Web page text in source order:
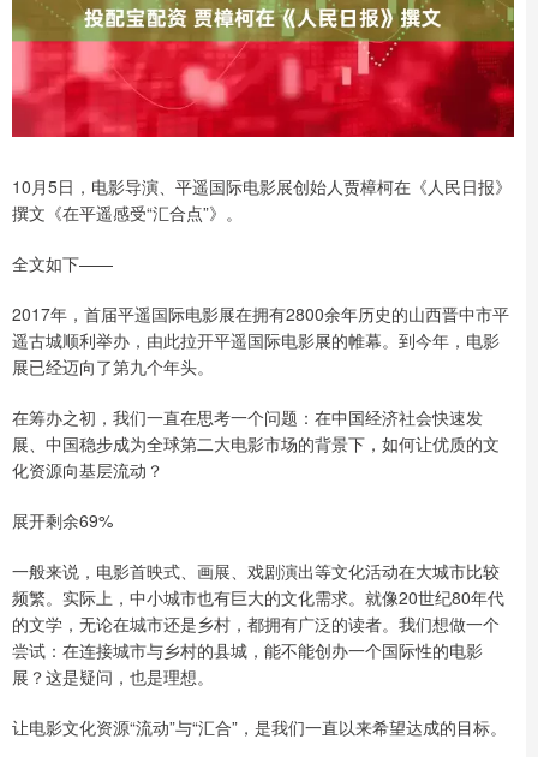
10月5日，电影导演、平遥国际电影展创始人贾樟柯在《人民日报》
撰文《在平遥感受“汇合点”》。
全文如下——
2017年，首届平遥国际电影展在拥有2800余年历史的山西晋中市平
遥古城顺利举办，由此拉开平遥国际电影展的帷幕。到今年，电影
展已经迈向了第九个年头。
在筹办之初，我们一直在思考一个问题：在中国经济社会快速发
展、中国稳步成为全球第二大电影市场的背景下，如何让优质的文
化资源向基层流动？
展开剩余69%
一般来说，电影首映式、画展、戏剧演出等文化活动在大城市比较
频繁。实际上，中小城市也有巨大的文化需求。就像20世纪80年代
的文学，无论在城市还是乡村，都拥有广泛的读者。我们想做一个
尝试：在连接城市与乡村的县城，能不能创办一个国际性的电影
展？这是疑问，也是理想。
让电影文化资源“流动”与“汇合”，是我们一直以来希望达成的目标。